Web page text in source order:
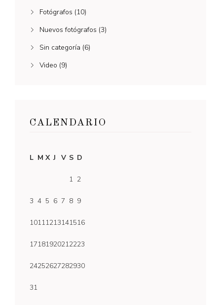
Fotógrafos (10)
Nuevos fotógrafos (3)
Sin categoría (6)
Video (9)
CALENDARIO
L M X J V S D
1 2
3 4 5 6 7 8 9
10111213141516
17181920212223
24252627282930
31